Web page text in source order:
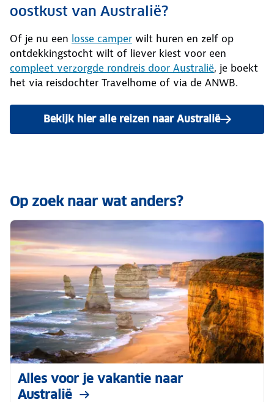
oostkust van Australië?
Of je nu een losse camper wilt huren en zelf op
ontdekkingstocht wilt of liever kiest voor een
compleet verzorgde rondreis door Australië, je boekt
het via reisdochter Travelhome of via de ANWB.
Bekijk hier alle reizen naar Australië
Op zoek naar wat anders?
Alles voor je vakantie naar
Australië